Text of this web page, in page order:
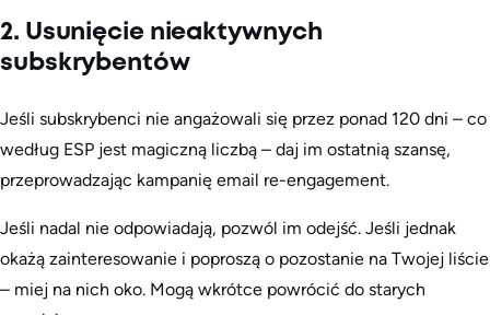
2. Usunięcie nieaktywnych
subskrybentów
Jeśli subskrybenci nie angażowali się przez ponad 120 dni – co
według ESP jest magiczną liczbą – daj im ostatnią szansę,
przeprowadzając kampanię email re-engagement.
Jeśli nadal nie odpowiadają, pozwól im odejść. Jeśli jednak
okażą zainteresowanie i poproszą o pozostanie na Twojej liście
– miej na nich oko. Mogą wkrótce powrócić do starych